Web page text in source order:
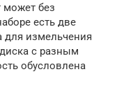
может без
есть две
для измельчения
с разным
обусловлена